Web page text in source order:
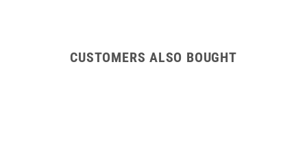
CUSTOMERS ALSO BOUGHT